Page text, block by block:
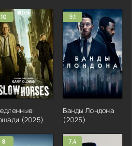
10
(2025)
9.1
Банды Лондона
(2025)
8 7.4